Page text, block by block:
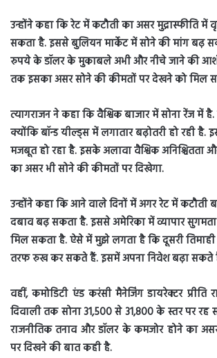
उन्होंने कहा कि रेट में कटौती का असर मुद्रास्फीति में
सकता है. इससे बुलियन मार्केट में सोने की मांग बढ़
रुपये के डॉलर के मुकाबले अभी और नीचे जाने की
तक इसका असर सोने की कीमतों पर देखने को मिल
त्यागराजन ने कहा कि वैश्व‍िक बाजार में सोना रेंज में
क्योंकि बॉन्ड यील्ड्स में लगातार बढ़ोतरी हो रही है.
मजबूत हो रहा है. इसके अलावा वैश्व‍िक अन‍िश्च‍ितता
का असर भी सोने की कीमतों पर दिखेगा.
उन्होंने कहा कि आने वाले दिनों में अगर रेट में कटौती
दबाव बढ़ सकता है. इससे अमेरिका में व्यापार
मिल सकता है. ऐसे में मुझे लगता है कि दूसरी
तरफ रुख कर सकते हैं. इसमें अपना निवेश बढ़ा सकते
वहीं, कमोडिटी एंड करंसी मैनेज‍िंग डायरेक्टर प्रीति
दिवाली तक सोना 31,500 से 31,800 के स्तर पर रह
राजनीतिक तनाव और डॉलर के कमजोर होने का
पर दिखने की बात कही है.